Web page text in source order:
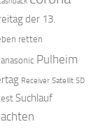
der 13.
retten
Pulheim
Receiver Satellit SD
Suchlauf